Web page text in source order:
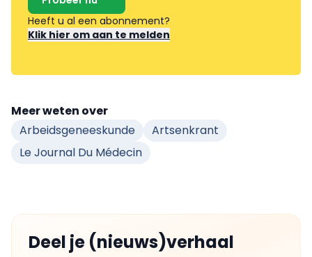
Heeft u al een abonnement?
Klik hier om aan te melden
Meer weten over
Arbeidsgeneeskunde
Artsenkrant
Le Journal Du Médecin
Deel je (nieuws)verhaal